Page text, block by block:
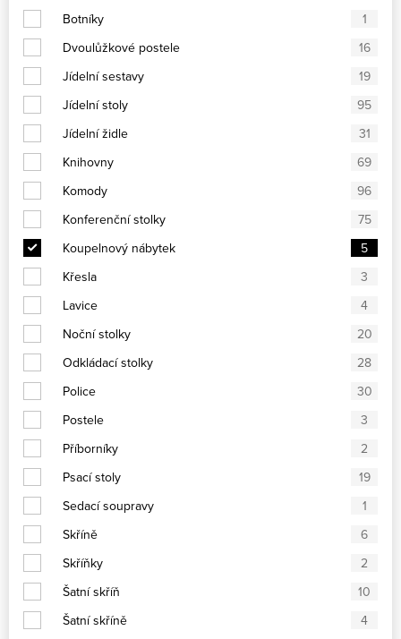
Botníky
1
Dvoulůžkové postele
16
Jídelní sestavy
19
Jídelní stoly
95
Jídelní židle
31
Knihovny
69
Komody
96
Konferenční stolky
75
Koupelnový nábytek
5
Křesla
3
Lavice
4
Noční stolky
20
Odkládací stolky
28
Police
30
Postele
3
Příborníky
2
Psací stoly
19
Sedací soupravy
1
Skříně
6
Skříňky
2
Šatní skříň
10
Šatní skříně
4